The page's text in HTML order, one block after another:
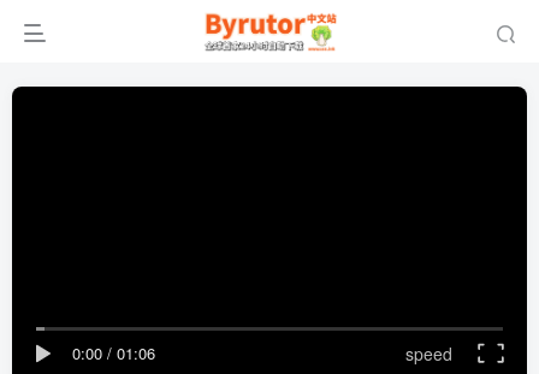
0:00 / 01:06 speed